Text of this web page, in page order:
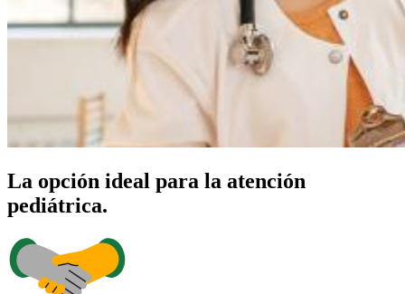
La opción ideal para la atención
pediátrica.